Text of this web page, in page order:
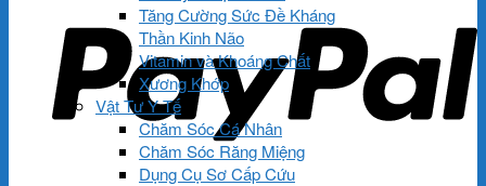
Tăng Cường Sức Đề Kháng
Thần Kinh Não
Vitamin và Khoáng Chất
Xương Khớp
Vật Tư Y Tế
Chăm Sóc Cá Nhân
Chăm Sóc Răng Miệng
Dụng Cụ Sơ Cấp Cứu